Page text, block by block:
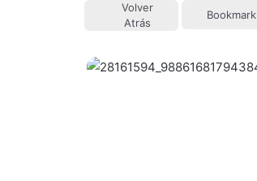
Volver
Atrás
Bookmark